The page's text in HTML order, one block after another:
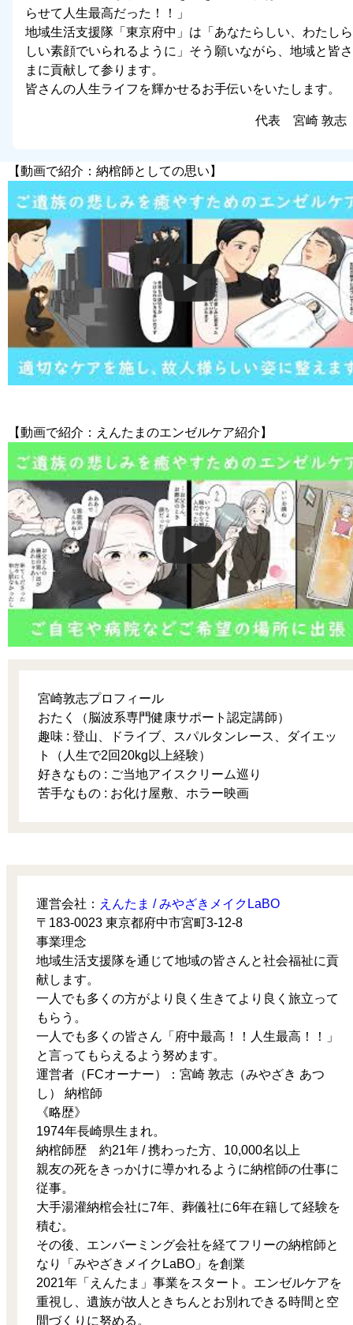
らせて人生最高だった！！」
地域生活支援隊「東京府中」は「あなたらしい、わたしら
しい素顔でいられるように」そう願いながら、地域と皆さ
まに貢献して参ります。
皆さんの人生ライフを輝かせるお手伝いをいたします。
代表 宮崎 敦志
【動画で紹介：納棺師としての思い】
【動画で紹介：えんたまのエンゼルケア紹介】
宮崎敦志プロフィール
おたく（脳波系専門健康サポート認定講師）
趣味 : 登山、ドライブ、スパルタンレース、ダイエッ
ト（人生で2回20kg以上経験）
好きなもの : ご当地アイスクリーム巡り
苦手なもの : お化け屋敷、ホラー映画
運営会社： えんたま / みやざきメイクLaBO
〒183-0023 東京都府中市宮町3-12-8
事業理念
地域生活支援隊を通じて地域の皆さんと社会福祉に貢
献します。
一人でも多くの方がより良く生きてより良く旅立って
もらう。
一人でも多くの皆さん「府中最高！！人生最高！！」
と言ってもらえるよう努めます。
運営者（FCオーナー）：宮崎 敦志（みやざき あつ
し） 納棺師
《略歴》
1974年長崎県生まれ。
納棺師歴 約21年 / 携わった方、10,000名以上
親友の死をきっかけに導かれるように納棺師の仕事に
従事。
大手湯灌納棺会社に7年、葬儀社に6年在籍して経験を
積む。
その後、エンバーミング会社を経てフリーの納棺師と
なり「みやざきメイクLaBO」を創業
2021年「えんたま」事業をスタート。エンゼルケアを
重視し、遺族が故人ときちんとお別れできる時間と空
間づくりに努める。